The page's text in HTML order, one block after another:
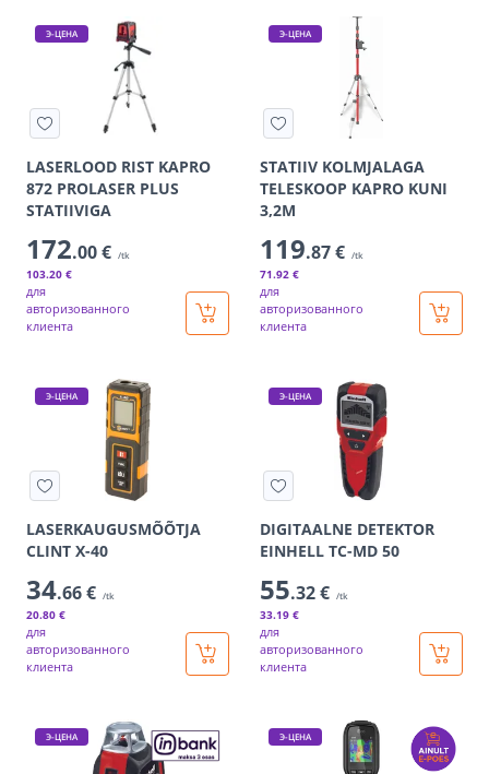
Э-ЦЕНА
LASERLOOD RIST KAPRO
872 PROLASER PLUS
STATIIVIGA
172.00 € /tk
103.20 €
для
авторизованного
клиента
Э-ЦЕНА
STATIIV KOLMJALAGA
TELESKOOP KAPRO KUNI
3,2M
119.87 € /tk
71.92 €
для
авторизованного
клиента
Э-ЦЕНА
LASERKAUGUSMÕÕTJA
CLINT X-40
34.66 € /tk
20.80 €
для
авторизованного
клиента
Э-ЦЕНА
DIGITAALNE DETEKTOR
EINHELL TC-MD 50
55.32 € /tk
33.19 €
для
авторизованного
клиента
Э-ЦЕНА Э-ЦЕНА